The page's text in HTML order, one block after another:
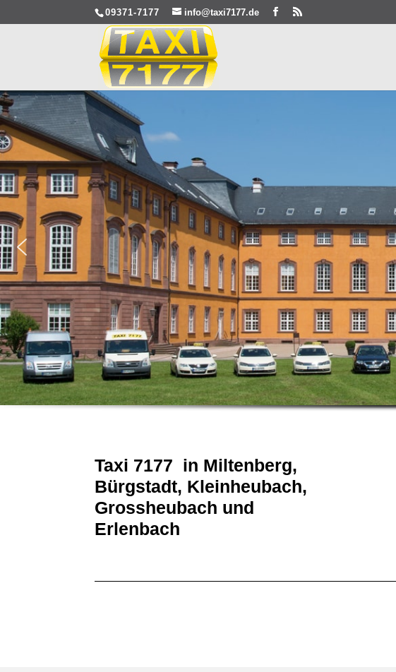
09371-7177 info@taxi7177.de
Taxi 7177 in Miltenberg,
Bürgstadt, Kleinheubach,
Grossheubach und
Erlenbach